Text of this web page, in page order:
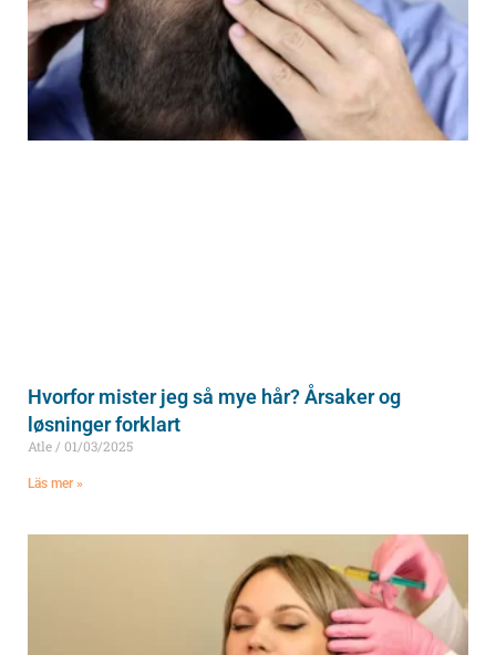
Hvorfor mister jeg så mye hår? Årsaker og
løsninger forklart
Atle 01/03/2025
Läs mer »